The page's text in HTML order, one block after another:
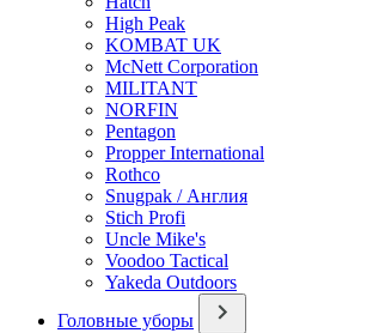
High Peak
KOMBAT UK
McNett Corporation
MILITANT
NORFIN
Pentagon
Propper International
Rothco
Snugpak / Англия
Stich Profi
Uncle Mike's
Voodoo Tactical
Yakeda Outdoors
Головные уборы